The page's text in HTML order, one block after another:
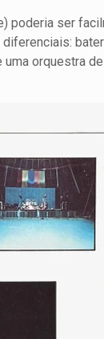
poderia ser
orquestra